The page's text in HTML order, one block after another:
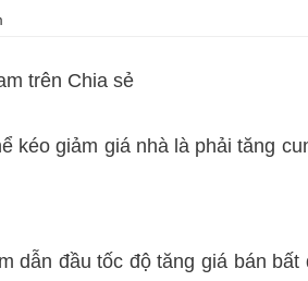
trên Chia sẻ
kéo giảm giá nhà là phải tăng
dẫn đầu tốc độ tăng giá bán